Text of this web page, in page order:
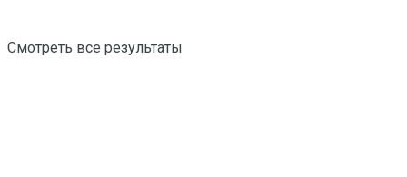
Смотреть все результаты